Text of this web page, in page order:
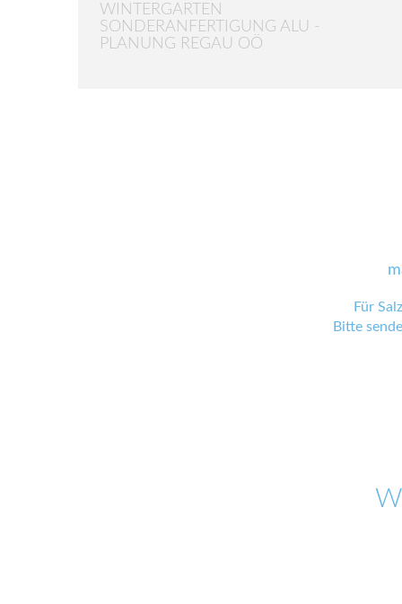
WINTERGARTEN
SONDERANFERTIGUNG ALU -
PLANUNG REGAU OÖ
Für
Bitte